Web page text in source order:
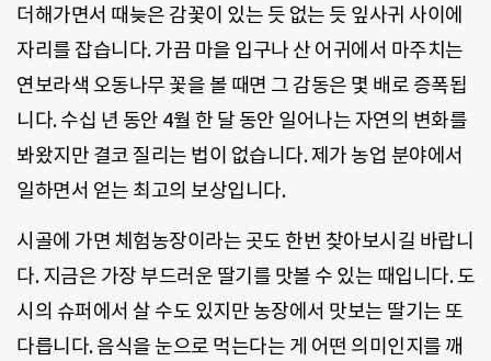
더해가면서 때늦은 감꽃이 있는 듯 없는 듯 잎사귀 사이에
자리를 잡습니다. 가끔 마을 입구나 산 어귀에서 마주치는
연보라색 오동나무 꽃을 볼 때면 그 감동은 몇 배로 증폭됩
니다. 수십 년 동안 4월 한 달 동안 일어나는 자연의 변화를
봐왔지만 결코 질리는 법이 없습니다. 제가 농업 분야에서
일하면서 얻는 최고의 보상입니다.
시골에 가면 체험농장이라는 곳도 한번 찾아보시길 바랍니
다. 지금은 가장 부드러운 딸기를 맛볼 수 있는 때입니다. 도
시의 슈퍼에서 살 수도 있지만 농장에서 맛보는 딸기는 또
다릅니다. 음식을 눈으로 먹는다는 게 어떤 의미인지를 깨